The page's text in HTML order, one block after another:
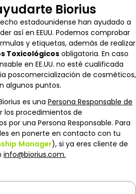
Biorius
estadounidense han ayudado a
así en EEUU. Podemos comprobar
y etiquetas, además de realizar
Toxicológicos obligatoria. En caso
en EE.UU. no esté cualificada
poscomercialización de cosméticos,
algunos puntos.
es una Persona Responsable de
los procedimientos de
por una Persona Responsable. Para
en ponerte en contacto con tu
Manager), si ya eres cliente de
info@biorius.com.